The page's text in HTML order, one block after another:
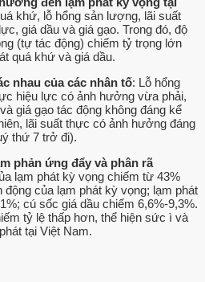
khứ, lỗ hổng sản lượng, lãi suất
giá dầu và giá gạo. Trong đó, độ
(tự tác động) chiếm tỷ trọng lớn
quá khứ và giá dầu.
nhau của các nhân tố: Lỗ hổng
hiệu lực có ảnh hưởng vừa phải,
giá gạo tác động không đáng kể
lãi suất thực có ảnh hưởng đáng
thứ 7 trở đi).
phản ứng đẩy và phân rã
lạm phát kỳ vọng chiếm từ 43%
động của lạm phát kỳ vọng; lạm phát
cú sốc giá dầu chiếm 6,6%-9,3%.
tỷ lệ thấp hơn, thể hiện sức ì và
tại Việt Nam.